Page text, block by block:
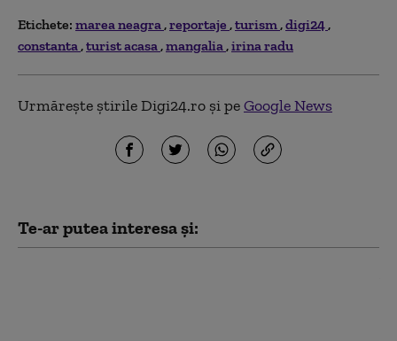
Etichete: marea neagra reportaje turism digi24
constanta turist acasa mangalia irina radu
Urmărește știrile Digi24.ro și peGoogle News
Te-ar putea interesa și: